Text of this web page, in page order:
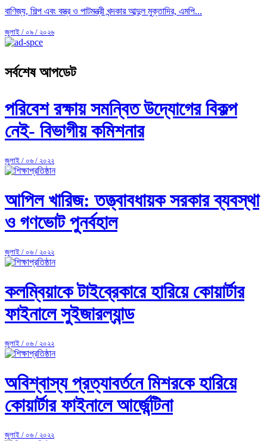
বাণিজ্য, শিল্প এবং বস্ত্র ও পাটমন্ত্রী খন্দকার আব্দুল মুক্তাদির, এমপি...
জুলাই / ০৯ / ২০২৬
সর্বশেষ আপডেট
পরিবেশ রক্ষায় সমন্বিত উদ্যোগের বিকল্প
নেই- বিভাগীয় কমিশনার
জুলাই / ০৬ / ২০২২
আপিল খারিজ: তত্ত্বাবধায়ক সরকার ব্যবস্থা
ও গণভোট পুনর্বহাল
জুলাই / ০৬ / ২০২২
কলম্বিয়াকে টাইব্রেকারে হারিয়ে কোয়ার্টার
ফাইনালে সুইজারল্যান্ড
জুলাই / ০৬ / ২০২২
অবিশ্বাস্য প্রত্যাবর্তনে মিশরকে হারিয়ে
কোয়ার্টার ফাইনালে আর্জেন্টিনা
জুলাই / ০৬ / ২০২২